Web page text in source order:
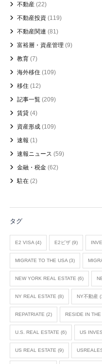
不動産 (22)
不動産投資 (119)
不動産関連 (81)
富裕層・資産管理 (9)
教育 (7)
海外移住 (109)
移住 (12)
記事一覧 (209)
賃貸 (4)
資産形成 (109)
速報 (1)
速報ニュース (59)
金融・税金 (62)
駐在 (2)
タグ
E2 VISA (4) E2ビザ (9)
MIGRATE TO THE USA (3)
NEW YORK REAL ESTATE (6)
NY REAL ESTATE (8) NY不動産
REPATRIATE (2) RESIDE IN THE
U.S. REAL ESTATE (6) US
US REAL ESTATE (9)